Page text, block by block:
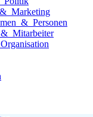
Marketing
& Personen
Mitarbeiter